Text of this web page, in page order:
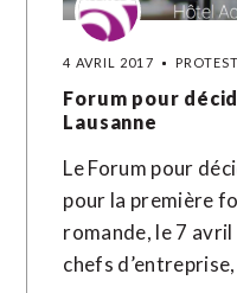
4 AVRIL 2017
Forum pour
Lausanne
Le Forum pour
pour la première
romande, le 7 avril
chefs